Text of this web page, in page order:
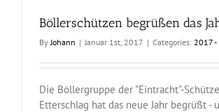
Böllerschützen begrüßen das
ByJohann | Januar 1st, 2017 | Categories: 2017 -
Die Böllergruppe der "Eintracht"-
Etterschlag hat das neue Jahr begrüßt -